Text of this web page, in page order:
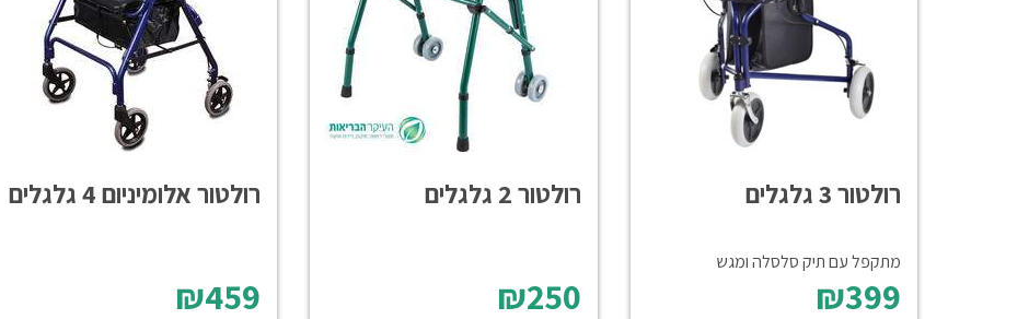
רולטור 3 גלגלים
מתקפל עם תיק סלסלה ומגש
₪399
רולטור 2 גלגלים
₪250
רולטור אלומיניום 4 גלגלים
₪459